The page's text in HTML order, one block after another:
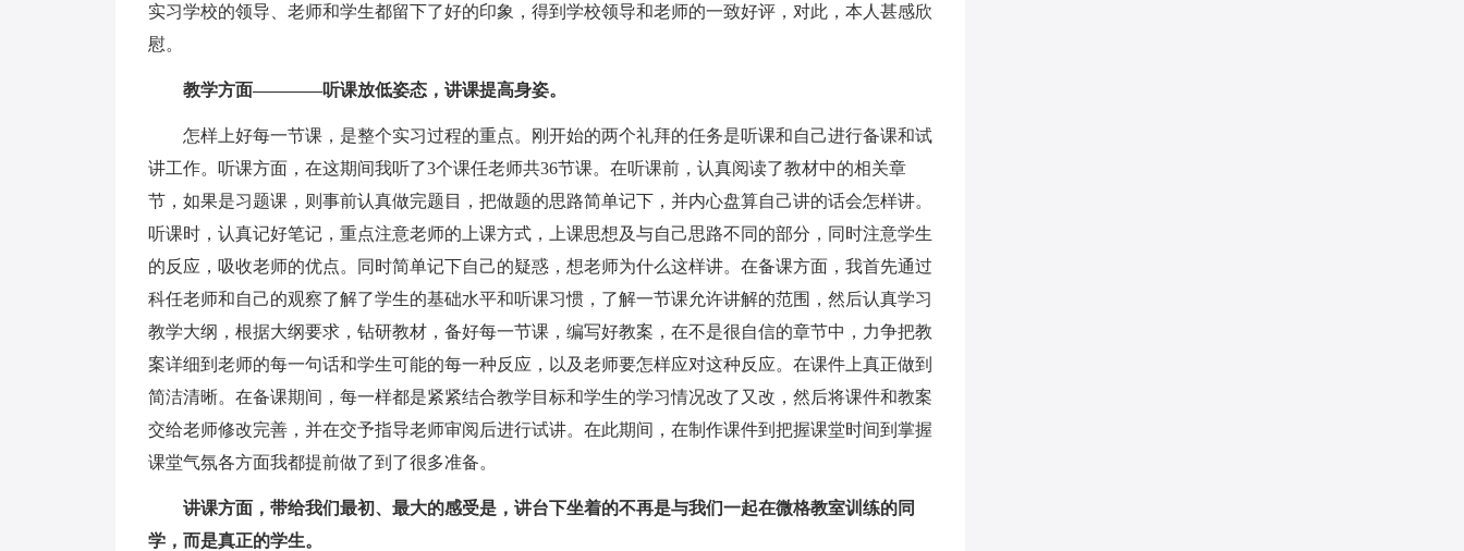
实习学校的领导、老师和学生都留下了好的印象，得到学校领导和老师的一致好评，对此，本人甚感欣
慰。
教学方面————听课放低姿态，讲课提高身姿。
怎样上好每一节课，是整个实习过程的重点。刚开始的两个礼拜的任务是听课和自己进行备课和试
讲工作。听课方面，在这期间我听了3个课任老师共36节课。在听课前，认真阅读了教材中的相关章
节，如果是习题课，则事前认真做完题目，把做题的思路简单记下，并内心盘算自己讲的话会怎样讲。
听课时，认真记好笔记，重点注意老师的上课方式，上课思想及与自己思路不同的部分，同时注意学生
的反应，吸收老师的优点。同时简单记下自己的疑惑，想老师为什么这样讲。在备课方面，我首先通过
科任老师和自己的观察了解了学生的基础水平和听课习惯，了解一节课允许讲解的范围，然后认真学习
教学大纲，根据大纲要求，钻研教材，备好每一节课，编写好教案，在不是很自信的章节中，力争把教
案详细到老师的每一句话和学生可能的每一种反应，以及老师要怎样应对这种反应。在课件上真正做到
简洁清晰。在备课期间，每一样都是紧紧结合教学目标和学生的学习情况改了又改，然后将课件和教案
交给老师修改完善，并在交予指导老师审阅后进行试讲。在此期间，在制作课件到把握课堂时间到掌握
课堂气氛各方面我都提前做了到了很多准备。
讲课方面，带给我们最初、最大的感受是，讲台下坐着的不再是与我们一起在微格教室训练的同
学，而是真正的学生。